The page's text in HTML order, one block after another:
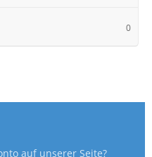
0
auf unserer Seite?